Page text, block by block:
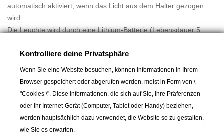
automatisch aktiviert, wenn das Licht aus dem Halter gezogen
wird.
Die Leuchte wird durch eine Lithium-Batterie (Lebensdauer 5
nötig.
Eine der kleinsten und leichtesten Rettungslichter auf dem Markt.
 Betriebsdauer : 2 Stunden Minimum.
 Leistung : Mindestens 2 Candela.
 Gewicht : 91 g (Leuchte), 115 g (Leuchte und Halter).
 Abmessungen : Leuchte 75 x 78 mm (Ø x H) Leuchte mit Halter
86 x 97 mm
Mehr lesen
In den Warenkorb
Kontrolliere deine Privatsphäre
Wenn Sie eine Website besuchen, können Informationen in Ihrem
Browser gespeichert oder abgerufen werden, meist in Form von \
"Cookies \". Diese Informationen, die sich auf Sie, Ihre Präferenzen
oder Ihr Internet-Gerät (Computer, Tablet oder Handy) beziehen,
werden hauptsächlich dazu verwendet, die Website so zu gestalten,
wie Sie es erwarten.